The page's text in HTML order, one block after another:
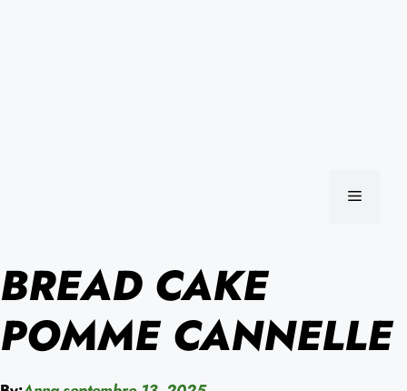
MENU
BREAD CAKE
POMME CANNELLE